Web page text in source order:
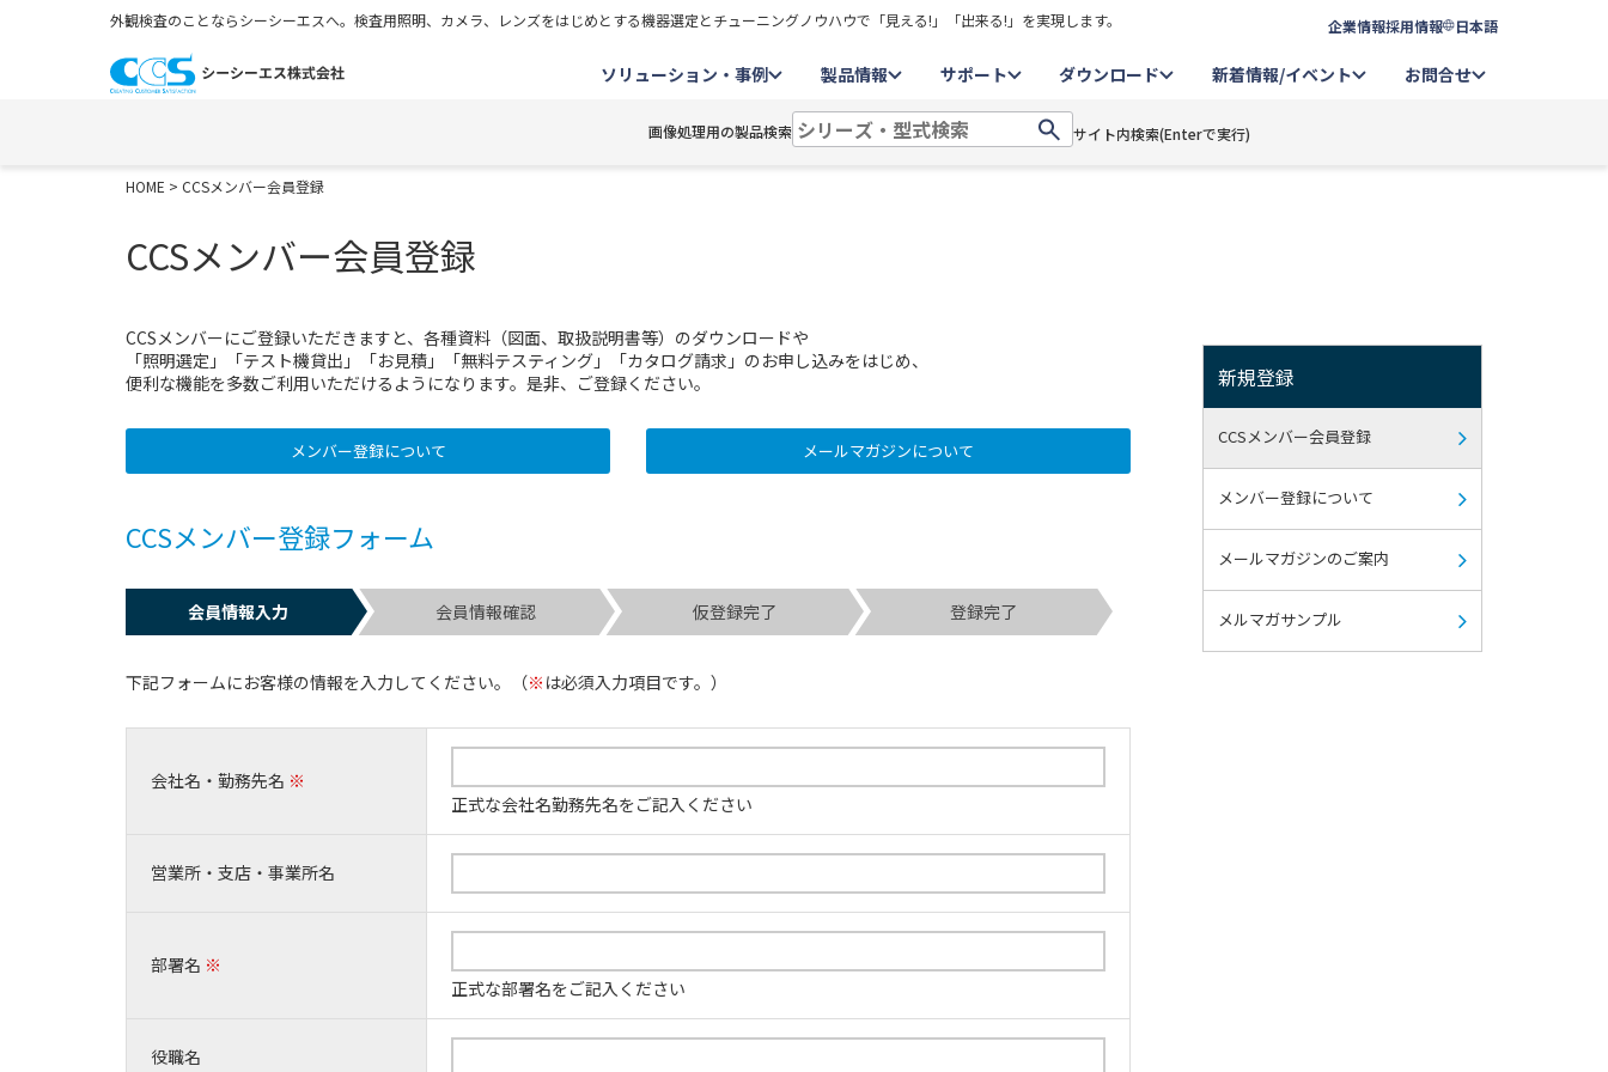
外観検査のことならシーシーエスへ。検査用照明、カメラ、レンズをはじめとする機器選定とチューニングノウハウで「見える!」「出来る!」を実現します。 企業情報採用情報 日本語
ソリューション・事例 製品情報 サポート ダウンロード 新着情報/イベント お問合せ
画像処理用の製品検索 サイト内検索(Enterで実行)
HOME > CCSメンバー会員登録
CCSメンバー会員登録
CCSメンバーにご登録いただきますと、各種資料（図面、取扱説明書等）のダウンロードや
「照明選定」「テスト機貸出」「お見積」「無料テスティング」「カタログ請求」のお申し込みをはじめ、
便利な機能を多数ご利用いただけるようになります。是非、ご登録ください。
メンバー登録について メールマガジンについて
CCSメンバー登録フォーム
会員情報入力 会員情報確認 仮登録完了 登録完了
下記フォームにお客様の情報を入力してください。（※ は必須入力項目です。）
会社名・勤務先名 ※
正式な会社名勤務先名をご記入ください
営業所・支店・事業所名
部署名 ※
正式な部署名をご記入ください
役職名
新規登録
CCSメンバー会員登録
メンバー登録について
メールマガジンのご案内
メルマガサンプル